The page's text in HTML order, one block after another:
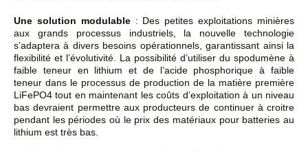
Une solution modulable: Des petites exploitations minières
aux grands processus industriels, la nouvelle technologie
s’adaptera à divers besoins opérationnels, garantissant ainsi la
flexibilité et l’évolutivité. La possibilité d’utiliser du spodumène à
faible teneur en lithium et de l’acide phosphorique à faible
teneur dans le processus de production de la matière première
LiFePO4 tout en maintenant les coûts d’exploitation à un niveau
bas devraient permettre aux producteurs de continuer à croitre
pendant les périodes où le prix des matériaux pour batteries au
lithium est très bas.